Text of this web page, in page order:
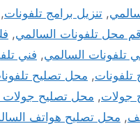
, تنزيل برامج تلفونات,
محل تلفونات السالمي,
تلفونات السالمي, فني
, محل تصليح
جولات, محل تصليح جولات
, محل تصليح هواتف